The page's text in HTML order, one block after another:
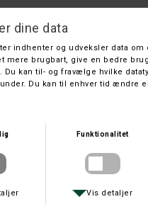
På lager
Leveringstid: 1 hverdage
Sendes kun i våbentransport